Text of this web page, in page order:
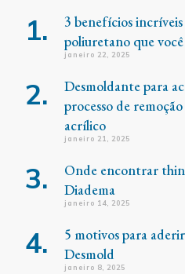
3 benefícios
poliuretano que
janeiro 22, 2025
Desmoldante para
processo de
acrílico
janeiro 21, 2025
Onde encontrar
Diadema
janeiro 14, 2025
5 motivos para
Desmold
janeiro 8, 2025